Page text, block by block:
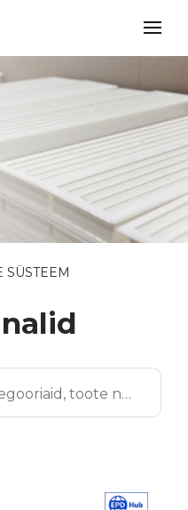
SÜSTEEM